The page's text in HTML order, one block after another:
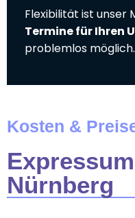
Flexibilität ist unser
Termine für Ihren
problemlos möglich.
Kosten &
Nürnberg